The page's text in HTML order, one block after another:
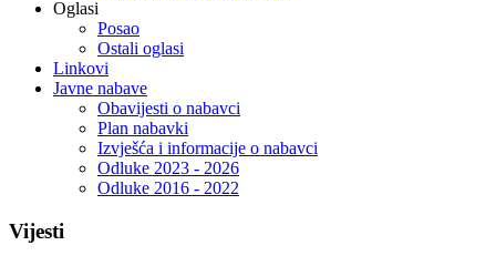
Oglasi
Posao
Ostali oglasi
Linkovi
Javne nabave
Obavijesti o nabavci
Plan nabavki
Izvješća i informacije o nabavci
Odluke 2023 - 2026
Odluke 2016 - 2022
Vijesti